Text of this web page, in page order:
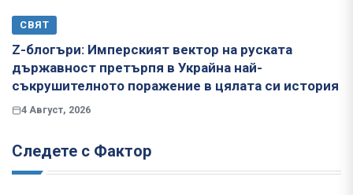
СВЯТ
Z-блогъри: Имперският вектор на руската
държавност претърпя в Украйна най-
съкрушителното поражение в цялата си история
4 Август, 2026
Следете с Фактор